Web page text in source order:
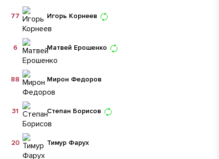
Игорь Корнеев
77
Матвей Ерошенко
6
Мирон Федоров
88
Степан Борисов
31
Тимур Фарух
20